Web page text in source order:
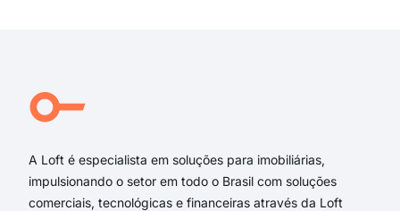
A Loft é especialista em soluções para imobiliárias,
impulsionando o setor em todo o Brasil com soluções
comerciais, tecnológicas e financeiras através da Loft